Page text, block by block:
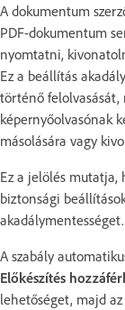
A dokumentum
PDF-dokumentum
nyomtatni,
Ez a beállítás
történő felolvasását,
képernyőolvasónak
másolására vagy
Ez a jelölés mutatja,
biztonsági
akadálymentességet.
A szabály
Előkészítés
lehetőséget, majd